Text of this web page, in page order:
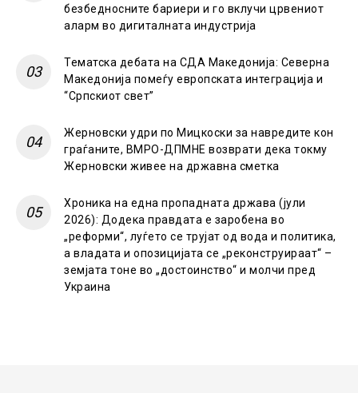
безбедносните бариери и го вклучи црвениот
аларм во дигиталната индустрија
Тематска дебата на СДА Македонија: Северна
Македонија помеѓу европската интеграција и
“Српскиот свет”
Жерновски удри по Мицкоски за навредите кон
граѓаните, ВМРО-ДПМНЕ возврати дека токму
Жерновски живее на државна сметка
Хроника на една пропадната држава (јули
2026): Додека правдата е заробена во
„реформи“, луѓето се трујат од вода и политика,
а владата и опозицијата се „реконструираат“ –
земјата тоне во „достоинство“ и молчи пред
Украина